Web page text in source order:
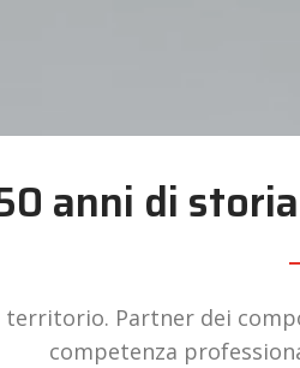
anni di
Partner dei
competenza